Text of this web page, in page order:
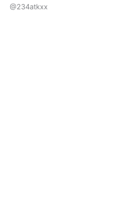
@234atkxx